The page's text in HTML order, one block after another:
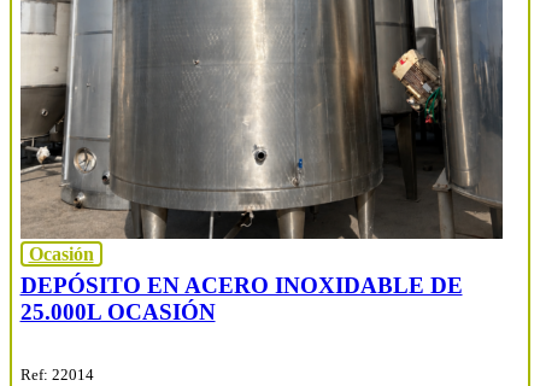
Ocasión
DEPÓSITO EN ACERO INOXIDABLE DE
25.000L OCASIÓN
Ref: 22014